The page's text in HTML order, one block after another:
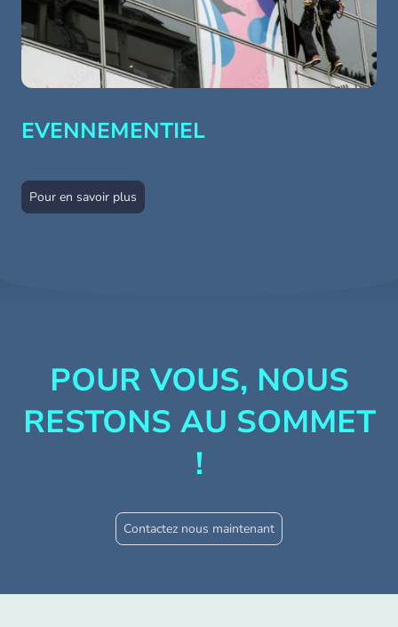
EVENNEMENTIEL
Pour en savoir plus
POUR VOUS, NOUS
RESTONS AU SOMMET
!
Contactez nous maintenant